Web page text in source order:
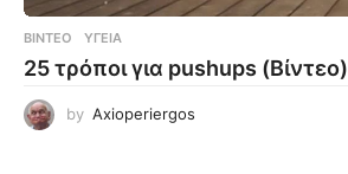
ΒΊΝΤΕΟ ΥΓΕΊΑ
25 τρόποι για pushups (Βίντεο)
by Axioperiergos